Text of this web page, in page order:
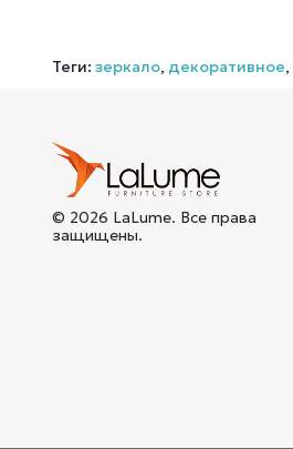
Теги:зеркало, декоративное,
© 2026 LaLume. Все права
защищены.